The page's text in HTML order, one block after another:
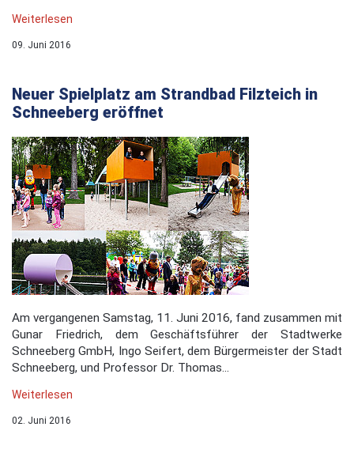
Weiterlesen
09. Juni 2016
Neuer Spielplatz am Strandbad Filzteich in
Schneeberg eröffnet
Am vergangenen Samstag, 11. Juni 2016, fand zusammen mit
Gunar Friedrich, dem Geschäftsführer der Stadtwerke
Schneeberg GmbH, Ingo Seifert, dem Bürgermeister der Stadt
Schneeberg, und Professor Dr. Thomas...
Weiterlesen
02. Juni 2016